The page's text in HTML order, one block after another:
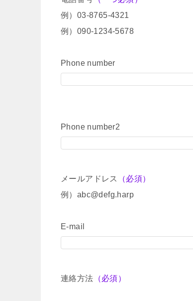
例）03-8765-4321
例）090-1234-5678
Phone number
Phone number2
メールアドレス
（必須）
例）abc@defg.harp
E-mail
連絡方法 （必須）